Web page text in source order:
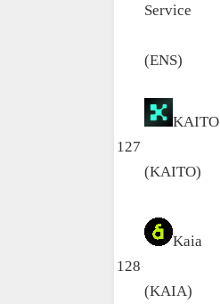
Service
(ENS)
127
KAITO
(KAITO)
128
Kaia
(KAIA)